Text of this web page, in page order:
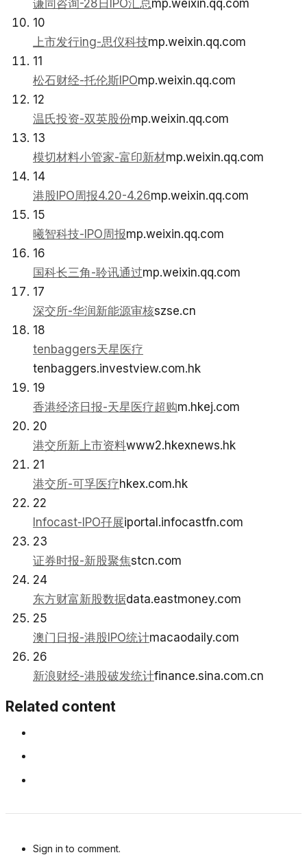
谦同咨询-28日IPO汇总mp.weixin.qq.com
10
上市发行ing-思仪科技mp.weixin.qq.com
11
松石财经-托伦斯IPOmp.weixin.qq.com
12
温氏投资-双英股份mp.weixin.qq.com
13
模切材料小管家-富印新材mp.weixin.qq.com
14
港股IPO周报4.20-4.26mp.weixin.qq.com
15
曦智科技-IPO周报mp.weixin.qq.com
16
国科长三角-聆讯通过mp.weixin.qq.com
17
深交所-华润新能源审核szse.cn
18
tenbaggers天星医疗
tenbaggers.investview.com.hk
19
香港经济日报-天星医疗超购m.hkej.com
20
港交所新上市资料www2.hkexnews.hk
21
港交所-可孚医疗hkex.com.hk
22
Infocast-IPO孖展iportal.infocastfn.com
23
证券时报-新股聚焦stcn.com
24
东方财富新股数据data.eastmoney.com
25
澳门日报-港股IPO统计macaodaily.com
26
新浪财经-港股破发统计finance.sina.com.cn
Related content
Sign in to comment.